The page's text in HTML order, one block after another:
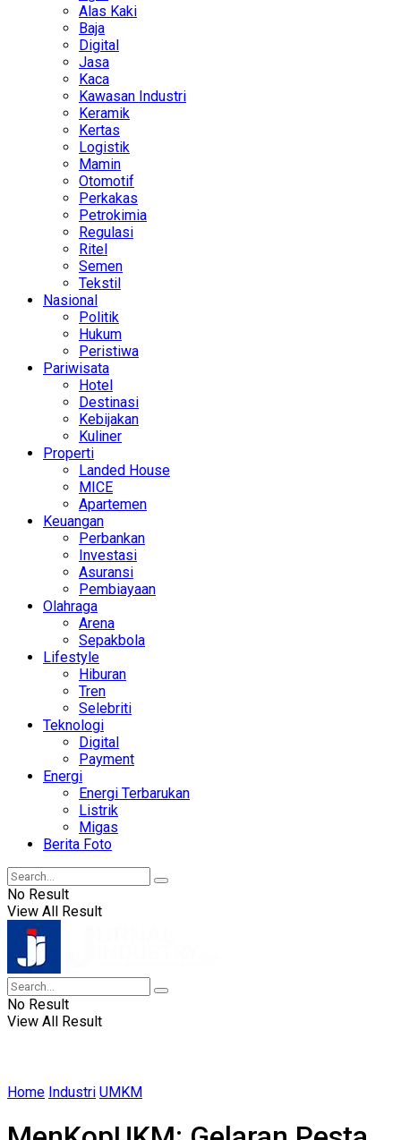
Alas Kaki
Baja
Digital
Jasa
Kaca
Kawasan Industri
Keramik
Kertas
Logistik
Mamin
Otomotif
Perkakas
Petrokimia
Regulasi
Ritel
Semen
Tekstil
Nasional
Politik
Hukum
Peristiwa
Pariwisata
Hotel
Destinasi
Kebijakan
Kuliner
Properti
Landed House
MICE
Apartemen
Keuangan
Perbankan
Investasi
Asuransi
Pembiayaan
Olahraga
Arena
Sepakbola
Lifestyle
Hiburan
Tren
Selebriti
Teknologi
Digital
Payment
Energi
Energi Terbarukan
Listrik
Migas
Berita Foto
No Result
View All Result
No Result
View All Result
Home Industri UMKM